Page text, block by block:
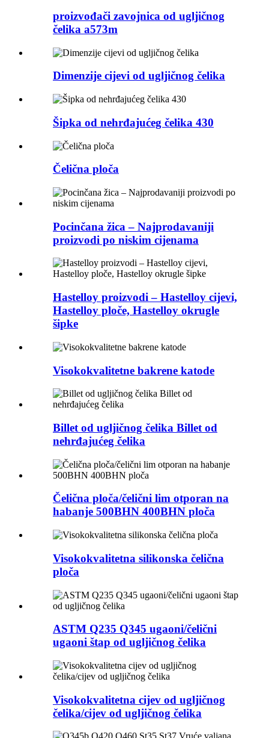
proizvođači zavojnica od ugljičnog
čelika a573m
Dimenzije cijevi od ugljičnog čelika
Šipka od nehrđajućeg čelika 430
Čelična ploča
Pocinčana žica – Najprodavaniji
proizvodi po niskim cijenama
Hastelloy proizvodi – Hastelloy cijevi,
Hastelloy ploče, Hastelloy okrugle
šipke
Visokokvalitetne bakrene katode
Billet od ugljičnog čelika Billet od
nehrđajućeg čelika
Čelična ploča/čelični lim otporan na
habanje 500BHN 400BHN ploča
Visokokvalitetna silikonska čelična
ploča
ASTM Q235 Q345 ugaoni/čelični
ugaoni štap od ugljičnog čelika
Visokokvalitetna cijev od ugljičnog
čelika/cijev od ugljičnog čelika